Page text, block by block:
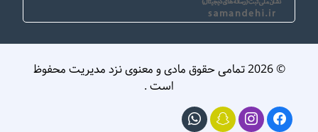
© 2026 تمامی حقوق مادی و معنوی نزد مدیریت محفوظ
است .